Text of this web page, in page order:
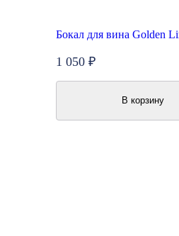
Бокал для вина Golden
1 050 ₽
В корзину